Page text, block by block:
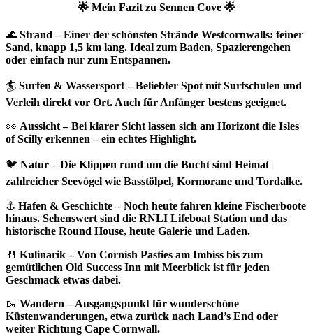
🌟 Mein Fazit zu Sennen Cove 🌟
🌊 Strand – Einer der schönsten Strände Westcornwalls: feiner
Sand, knapp 1,5 km lang. Ideal zum Baden, Spazierengehen
oder einfach nur zum Entspannen.
🏄 Surfen & Wassersport – Beliebter Spot mit Surfschulen und
Verleih direkt vor Ort. Auch für Anfänger bestens geeignet.
👀 Aussicht – Bei klarer Sicht lassen sich am Horizont die Isles
of Scilly erkennen – ein echtes Highlight.
🐦 Natur – Die Klippen rund um die Bucht sind Heimat
zahlreicher Seevögel wie Basstölpel, Kormorane und Tordalke.
⚓ Hafen & Geschichte – Noch heute fahren kleine Fischerboote
hinaus. Sehenswert sind die RNLI Lifeboat Station und das
historische Round House, heute Galerie und Laden.
🍴 Kulinarik – Von Cornish Pasties am Imbiss bis zum
gemütlichen Old Success Inn mit Meerblick ist für jeden
Geschmack etwas dabei.
🥾 Wandern – Ausgangspunkt für wunderschöne
Küstenwanderungen, etwa zurück nach Land’s End oder
weiter Richtung Cape Cornwall.